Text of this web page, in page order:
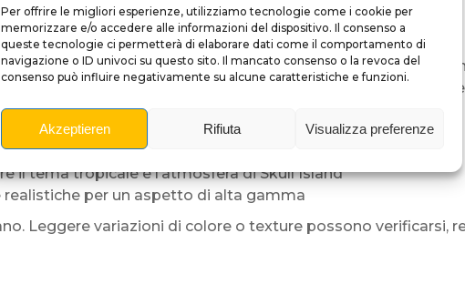
Per offrire le migliori esperienze, utilizziamo tecnologie come i cookie per
memorizzare e/o accedere alle informazioni del dispositivo. Il consenso a
queste tecnologie ci permetterà di elaborare dati come il comportamento di
navigazione o ID univoci su questo sito. Il mancato consenso o la revoca del
consenso può influire negativamente su alcune caratteristiche e funzioni.
Akzeptieren Rifiuta Visualizza preferenze
al piano di gioco né strumenti particolari. Grazie al
resta perfettamente stabile e resiste alle vibrazioni
Kong?
farà sicuramente sorridere i giocatori
il tema tropicale e l’atmosfera di Skull Island
per un aspetto di alta gamma
Leggere variazioni di colore o texture possono verificarsi,